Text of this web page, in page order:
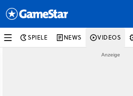
SPIELE NEWS VIDEOS